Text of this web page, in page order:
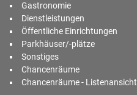
Gastronomie
Dienstleistungen
Öffentliche Einrichtungen
Parkhäuser/-plätze
Sonstiges
Chancenräume
Chancenräume - Listenansicht